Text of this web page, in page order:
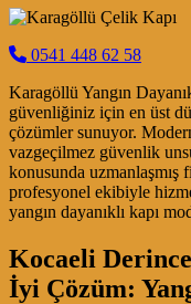
0541 448 62 58
Karagöllü Yangın
güvenliğiniz için en üst
çözümler sunuyor.
vazgeçilmez güvenlik
konusunda uzmanlaşmış
profesyonel ekibiyle
yangın dayanıklı kapı
Kocaeli
İyi Çözüm: